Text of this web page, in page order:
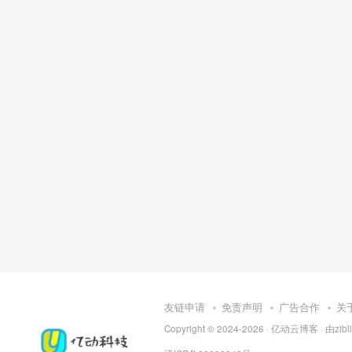
友链申请 免责声明 广告合作 关
Copyright © 2024-2026 · 亿动云博客 · 由